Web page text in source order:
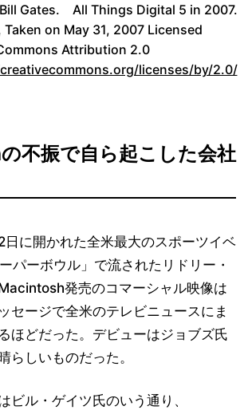
Gates. All Things Digital 5 in 2007.
on May 31, 2007 Licensed
Attribution 2.0
licenses/by/2.0/
不振で自ら起こした会社
に開かれた全米最大のスポーツイベ
パーボウル」で流されたリドリー・
発売のコマーシャル映像は
セージで全米のテレビニュースにま
ほどだった。デビューはジョブズ氏
らしいものだった。
ビル・ゲイツ氏のいう通り、